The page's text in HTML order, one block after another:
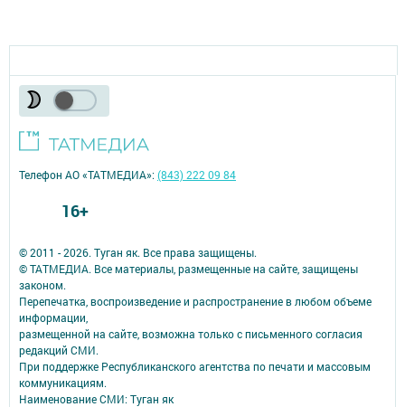
© 2011 - 2026. Туган як. Все права защищены.
© ТАТМЕДИА. Все материалы, размещенные на сайте, защищены
законом.
Перепечатка, воспроизведение и распространение в любом объеме
информации,
размещенной на сайте, возможна только с письменного согласия
редакций СМИ.
При поддержке Республиканского агентства по печати и массовым
коммуникациям.
Наименование СМИ: Туган як
Телефон АО «ТАТМЕДИА»:(843) 222 09 84
16+